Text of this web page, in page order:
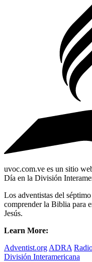
uvoc.com.ve es un sitio
Día en la División
Los adventistas del
comprender la Biblia para
Jesús.
Learn More:
Adventist.org ADRA
División Interamericana